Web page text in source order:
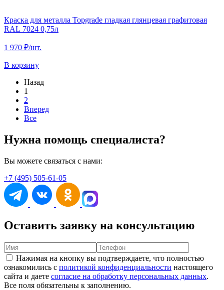
Краска для металла Topgrade гладкая глянцевая графитовая
RAL 7024 0,75л
1 970 ₽/шт.
В корзину
Назад
1
2
Вперед
Все
Нужна помощь специалиста?
Вы можете связаться с нами:
+7 (495) 505-61-05
Оставить заявку на консультацию
Нажимая на кнопку вы подтверждаете, что полностью
ознакомились с политикой конфиденциальности настоящего
сайта и даете согласие на обработку персональных данных.
Все поля обязательны к заполнению.